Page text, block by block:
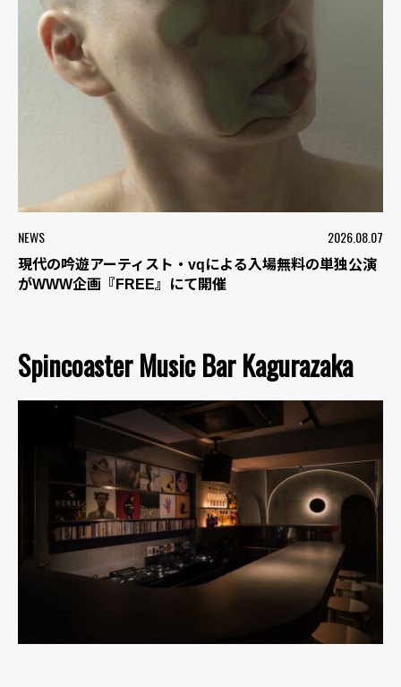
NEWS 2026.08.07
現代の吟遊アーティスト・vqによる入場無料の単独公演
がWWW企画『FREE』にて開催
Spincoaster Music Bar Kagurazaka